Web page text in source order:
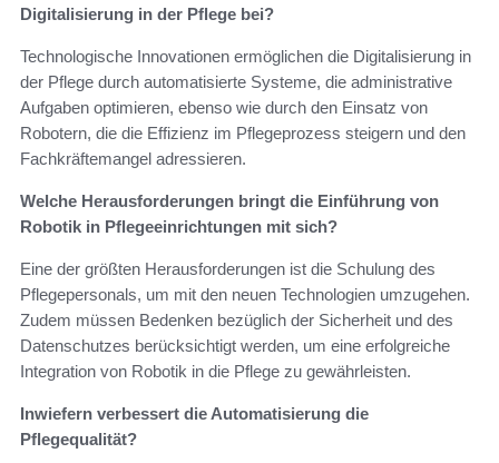
Digitalisierung in der Pflege bei?
Technologische Innovationen ermöglichen die Digitalisierung in
der Pflege durch automatisierte Systeme, die administrative
Aufgaben optimieren, ebenso wie durch den Einsatz von
Robotern, die die Effizienz im Pflegeprozess steigern und den
Fachkräftemangel adressieren.
Welche Herausforderungen bringt die Einführung von
Robotik in Pflegeeinrichtungen mit sich?
Eine der größten Herausforderungen ist die Schulung des
Pflegepersonals, um mit den neuen Technologien umzugehen.
Zudem müssen Bedenken bezüglich der Sicherheit und des
Datenschutzes berücksichtigt werden, um eine erfolgreiche
Integration von Robotik in die Pflege zu gewährleisten.
Inwiefern verbessert die Automatisierung die
Pflegequalität?